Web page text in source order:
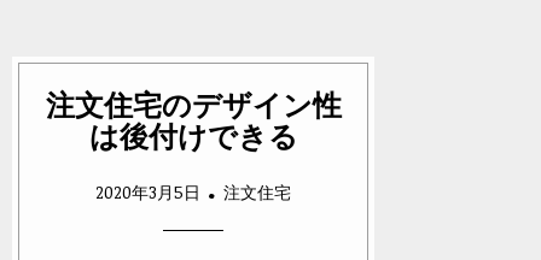
注文住宅のデザイン性
は後付けできる
2020年3月5日 注文住宅